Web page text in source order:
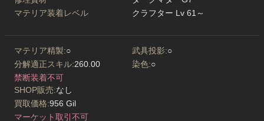
マテリア装着レベル
クラフター Lv 61～
マテリア精製:○ 武具投影:○
分解適正スキル:260.00 染色:○
禁断装着不可
SHOP販売:なし
買取価格:956 Gil
マーケット取引不可